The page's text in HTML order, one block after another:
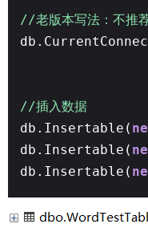
//老版本写法：不推
//插入数据
db.Insertable(
db.Insertable(
db.Insertable(